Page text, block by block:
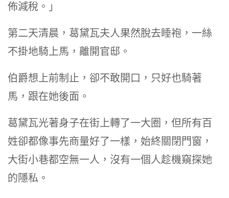
佈減稅。」
第二天清晨，葛黛瓦夫人果然脫去睡袍，一絲
不掛地騎上馬，離開官邸。
伯爵想上前制止，卻不敢開口，只好也騎著
馬，跟在她後面。
葛黛瓦光著身子在街上轉了一大圈，但所有百
姓卻都像事先商量好了一樣，始終關閉門窗，
大街小巷都空無一人，沒有一個人趁機窺探她
的隱私。